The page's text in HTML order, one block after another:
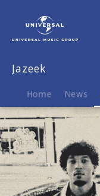
Shawty
Jazeek
Home News